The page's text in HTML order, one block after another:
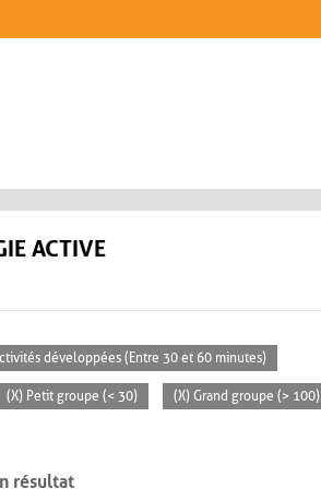
ACTIVE
développées (Entre 30 et 60 minutes)
(X) Petit groupe (< 30) (X) Grand groupe (> 100)
résultat